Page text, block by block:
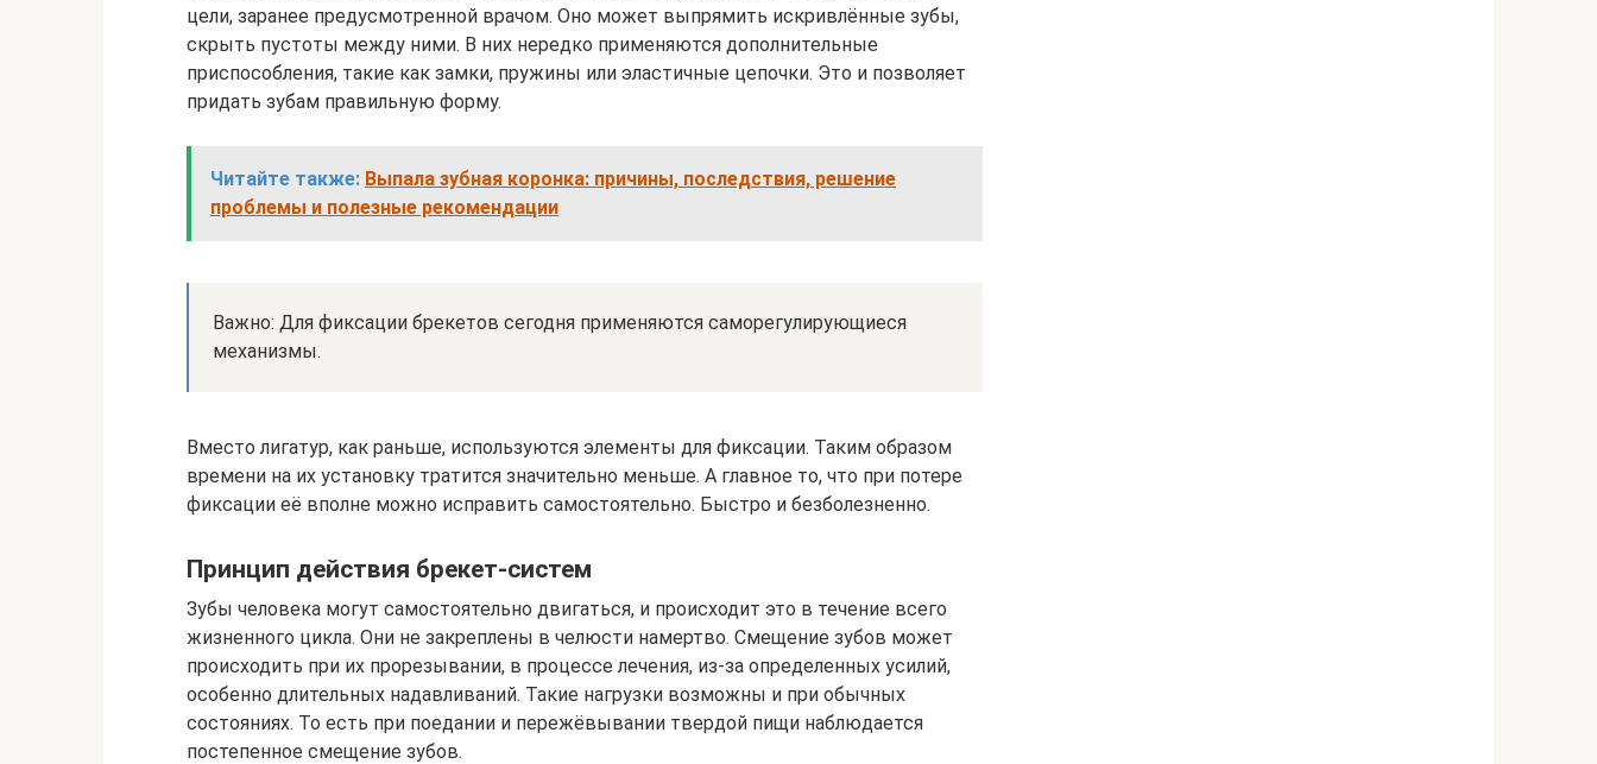
цели, заранее предусмотренной врачом. Оно может выпрямить искривлённые зубы,
скрыть пустоты между ними. В них нередко применяются дополнительные
приспособления, такие как замки, пружины или эластичные цепочки. Это и позволяет
придать зубам правильную форму.
Читайте также: Выпала зубная коронка: причины, последствия, решение
проблемы и полезные рекомендации
Важно: Для фиксации брекетов сегодня применяются саморегулирующиеся
механизмы.
Вместо лигатур, как раньше, используются элементы для фиксации. Таким образом
времени на их установку тратится значительно меньше. А главное то, что при потере
фиксации её вполне можно исправить самостоятельно. Быстро и безболезненно.
Принцип действия брекет-систем
Зубы человека могут самостоятельно двигаться, и происходит это в течение всего
жизненного цикла. Они не закреплены в челюсти намертво. Смещение зубов может
происходить при их прорезывании, в процессе лечения, из-за определенных усилий,
особенно длительных надавливаний. Такие нагрузки возможны и при обычных
состояниях. То есть при поедании и пережёвывании твердой пищи наблюдается
постепенное смещение зубов.